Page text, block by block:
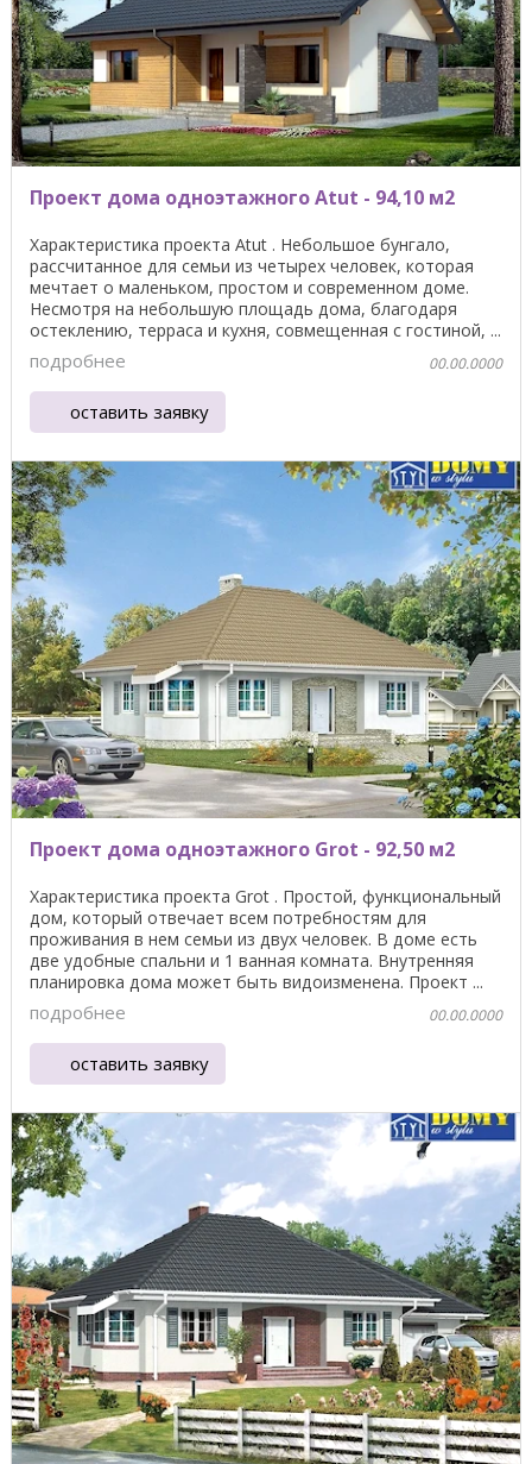
Проект дома одноэтажного Atut - 94,10 м2
Характеристика проекта Atut . Небольшое бунгало,
рассчитанное для семьи из четырех человек, которая
мечтает о маленьком, простом и современном доме.
Несмотря на небольшую площадь дома, благодаря
остеклению, терраса и кухня, совмещенная с гостиной, ...
подробнее 00.00.0000
оставить заявку
Проект дома одноэтажного Grot - 92,50 м2
Характеристика проекта Grot . Простой, функциональный
дом, который отвечает всем потребностям для
проживания в нем семьи из двух человек. В доме есть
две удобные спальни и 1 ванная комната. Внутренняя
планировка дома может быть видоизменена. Проект ...
подробнее 00.00.0000
оставить заявку